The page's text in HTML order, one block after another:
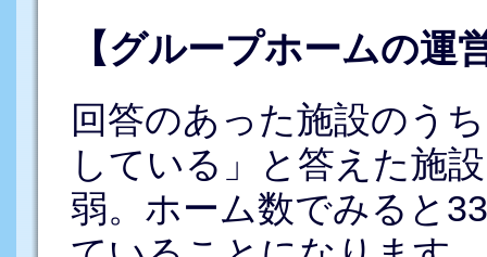
【グループホームの運
回答のあった施設のう
している」と答えた施
弱。ホーム数でみると